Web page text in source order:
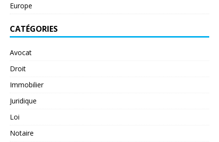
Europe
CATÉGORIES
Avocat
Droit
Immobilier
Juridique
Loi
Notaire